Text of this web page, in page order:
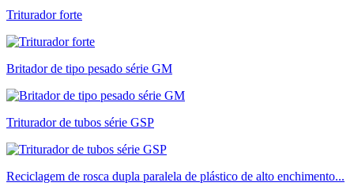
Triturador forte
Britador de tipo pesado série GM
Triturador de tubos série GSP
Reciclagem de rosca dupla paralela de plástico de alto enchimento...